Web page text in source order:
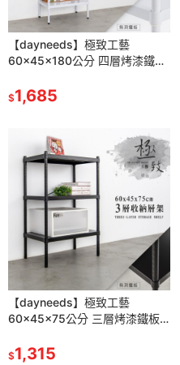
【dayneeds】極致工藝
60x45x180公分 四層烤漆鐵板
$1,685
【dayneeds】極致工藝
60x45x75公分 三層烤漆鐵板
$1,315